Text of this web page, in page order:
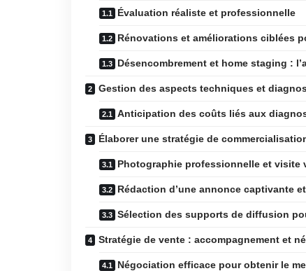
Évaluation réaliste et professionnelle
Rénovations et améliorations ciblées
Désencombrement et home staging :
Gestion des aspects techniques et
Anticipation des coûts liés aux
Élaborer une stratégie de
Photographie professionnelle et visite
Rédaction d’une annonce captivante
Sélection des supports de diffusion
Stratégie de vente : accompagnement et
Négociation efficace pour obtenir le